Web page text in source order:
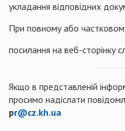
укладання відповідних
При повному або
посилання на веб-сторінку
Якщо в представленій
просимо надіслати
рr@cz.kh.ua